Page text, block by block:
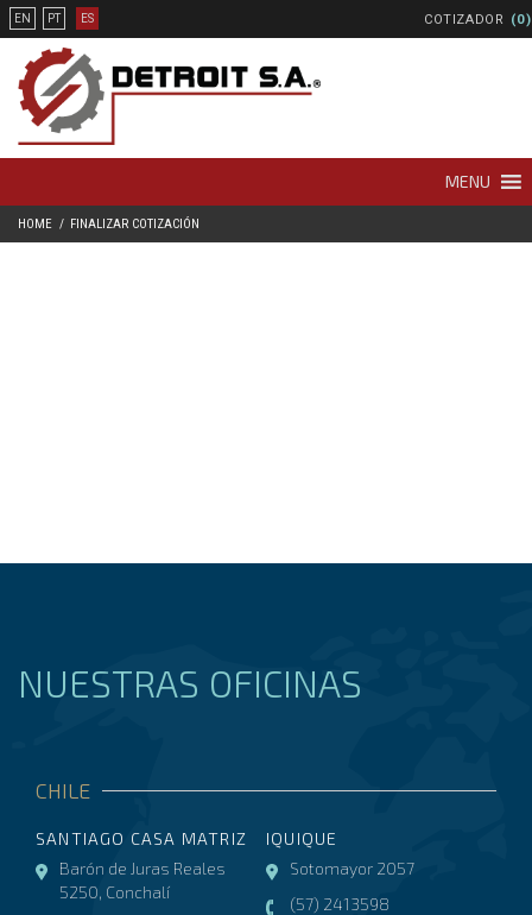
COTIZADOR (0)
EN PT ES
MENU
HOME FINALIZAR COTIZACIÓN
NUESTRAS OFICINAS
CHILE
SANTIAGO CASA MATRIZ
Barón de Juras Reales
5250, Conchalí
IQUIQUE
Sotomayor 2057
(57) 2413598